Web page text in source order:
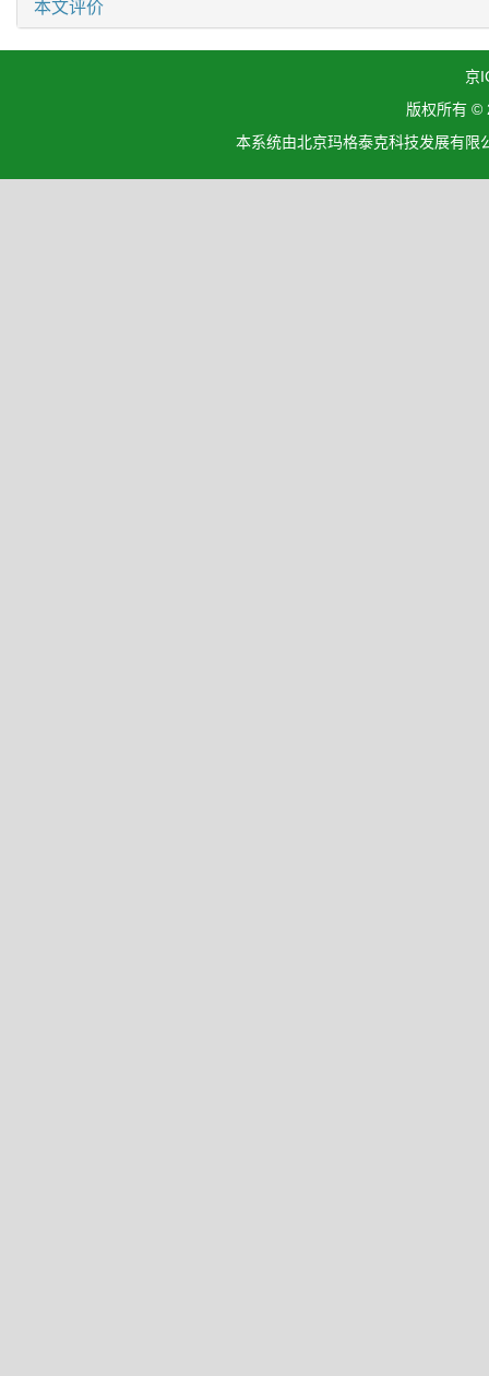
本文评价
京
版权所有 ©
本系统由北京玛格泰克科技发展有